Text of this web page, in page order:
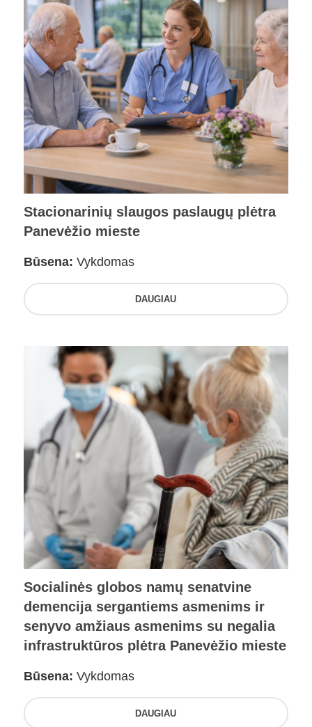
Stacionarinių slaugos paslaugų plėtra
Panevėžio mieste
Būsena: Vykdomas
DAUGIAU
Socialinės globos namų senatvine
demencija sergantiems asmenims ir
senyvo amžiaus asmenims su negalia
infrastruktūros plėtra Panevėžio mieste
Būsena: Vykdomas
DAUGIAU